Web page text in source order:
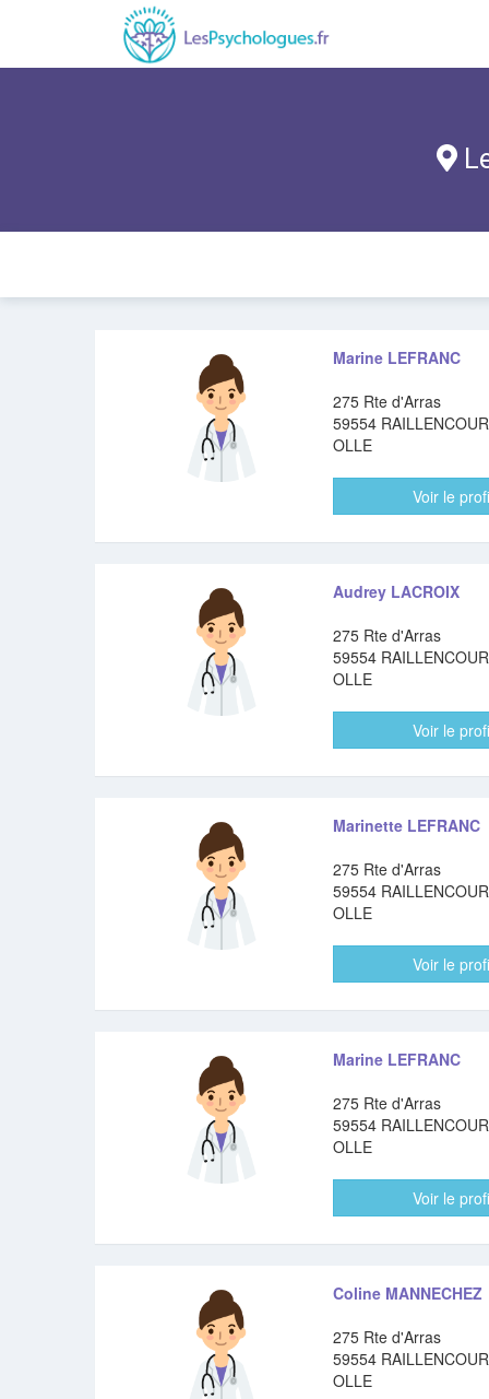
Marine LEFRANC
275 Rte d'Arras
59554
OLLE
Voir le
Audrey LACROIX
275 Rte d'Arras
59554
OLLE
Voir le
Marinette LEFRANC
275 Rte d'Arras
59554
OLLE
Voir le
Marine LEFRANC
275 Rte d'Arras
59554
OLLE
Voir le
Coline MANNECHEZ
275 Rte d'Arras
59554
OLLE